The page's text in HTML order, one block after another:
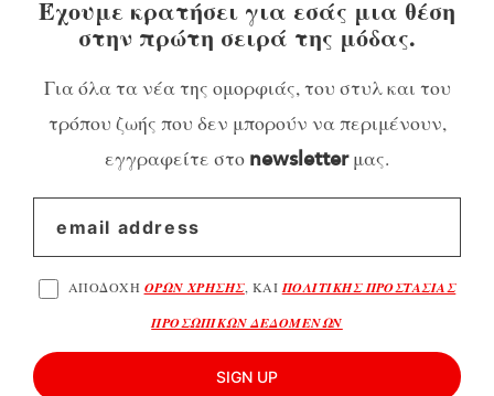
Έχουμε κρατήσει για εσάς μια θέση
στην πρώτη σειρά της μόδας.
Για όλα τα νέα της ομορφιάς, του στυλ και του
τρόπου ζωής που δεν μπορούν να περιμένουν,
εγγραφείτε στο newsletterμας.
ΑΠΟΔΟΧΗ ΟΡΩΝ ΧΡΗΣΗΣ, ΚΑΙΠΟΛΙΤΙΚΗΣ ΠΡΟΣΤΑΣΙΑΣ
ΠΡΟΣΩΠΙΚΩΝ ΔΕΔΟΜΕΝΩΝ
SIGN UP